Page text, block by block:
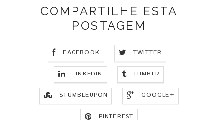
COMPARTILHE ESTA
POSTAGEM
FACEBOOK TWITTER
LINKEDIN TUMBLR
STUMBLEUPON GOOGLE+
PINTEREST